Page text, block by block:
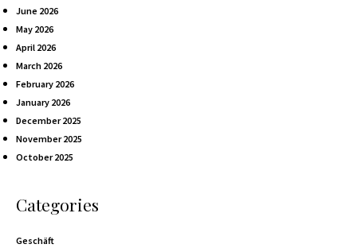
June 2026
May 2026
April 2026
March 2026
February 2026
January 2026
December 2025
November 2025
October 2025
Categories
Geschäft